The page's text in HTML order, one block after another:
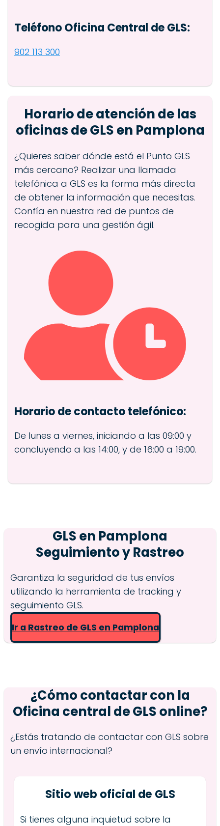
Teléfono Oficina Central de GLS:
902 113 300
Horario de atención de las
oficinas de GLS en Pamplona
¿Quieres saber dónde está el Punto GLS
más cercano? Realizar una llamada
telefónica a GLS es la forma más directa
de obtener la información que necesitas.
Confía en nuestra red de puntos de
recogida para una gestión ágil.
Horario de contacto telefónico:
De lunes a viernes, iniciando a las 09:00 y
concluyendo a las 14:00, y de 16:00 a 19:00.
GLS en Pamplona
Seguimiento y Rastreo
Garantiza la seguridad de tus envíos
utilizando la herramienta de tracking y
seguimiento GLS.
Ir a Rastreo de GLS en Pamplona
¿Cómo contactar con la
Oficina central de GLS online?
¿Estás tratando de contactar con GLS sobre
un envío internacional?
Sitio web oficial de GLS
Si tienes alguna inquietud sobre la